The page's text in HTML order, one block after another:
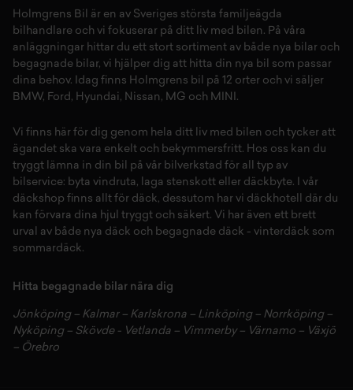
Holmgrens Bil är en av Sveriges största familjeägda
bilhandlare och vi fokuserar på ditt liv med bilen. På våra
anläggningar hittar du ett stort sortiment av både nya bilar och
begagnade bilar, vi hjälper dig att hitta din nya bil som passar
dina behov. Idag finns Holmgrens bil på 12 orter och vi säljer
BMW, Ford, Hyundai, Nissan , MG och MINI.
Vi finns här för dig genom hela ditt liv med bilen och tycker att
ägandet ska vara enkelt och bekymmersfritt. Hos oss kan du
tryggt lämna in din bil på vår bilverkstad för all typ av
bilservice: byta vindruta, laga stenskott eller däckbyte. I vår
däckshop finns allt för däck, dessutom har vi däckhotell där du
kan förvara dina hjul tryggt och säkert. Vi har även ett brett
urval av både nya däck och begagnade däck - vinterdäck som
sommardäck.
Hitta begagnade bilar nära dig
Jönköping– Kalmar – Karlskrona – Linköping– Norrköping–
Nyköping– Skövde- Vetlanda – Vimmerby– Värnamo – Växjö
– Örebro